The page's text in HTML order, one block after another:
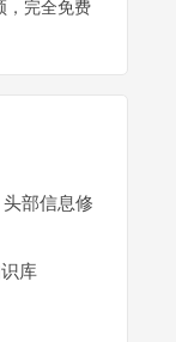
，完全免费
部信息修
库